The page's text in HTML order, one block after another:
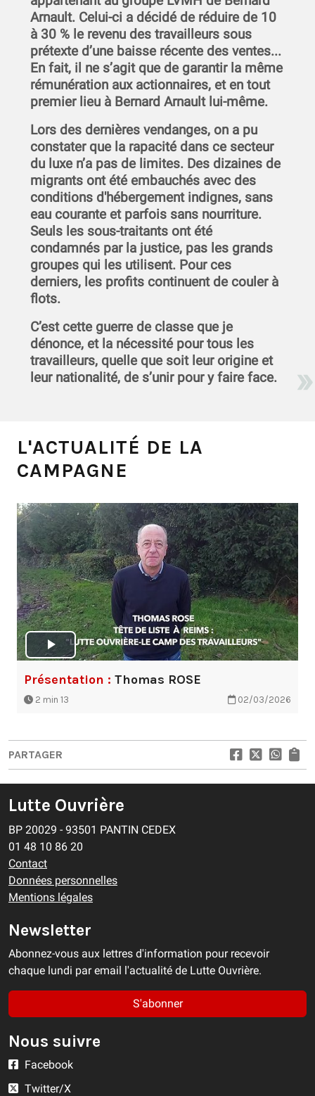
Arnault. Celui-ci a décidé de réduire de 10
à 30 % le revenu des travailleurs sous
prétexte d’une baisse récente des ventes...
En fait, il ne s’agit que de garantir la même
rémunération aux actionnaires, et en tout
premier lieu à Bernard Arnault lui-même.
Lors des dernières vendanges, on a pu
constater que la rapacité dans ce secteur
du luxe n’a pas de limites. Des dizaines de
migrants ont été embauchés avec des
conditions d'hébergement indignes, sans
eau courante et parfois sans nourriture.
Seuls les sous-traitants ont été
condamnés par la justice, pas les grands
groupes qui les utilisent. Pour ces
derniers, les profits continuent de couler à
flots.
C’est cette guerre de classe que je
dénonce, et la nécessité pour tous les
travailleurs, quelle que soit leur origine et
leur nationalité, de s’unir pour y faire face.
L'ACTUALITÉ DE LA
CAMPAGNE
Présentation : Thomas ROSE
2 min 13 02/03/2026
PARTAGER
Lutte Ouvrière
BP 20029 - 93501 PANTIN CEDEX
01 48 10 86 20
Contact
Données personnelles
Mentions légales
Newsletter
Abonnez-vous aux lettres d'information pour recevoir
chaque lundi par email l'actualité de Lutte Ouvrière.
S'abonner
Nous suivre
Facebook
Twitter/X